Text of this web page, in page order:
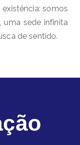
somos
uma sede infinita
de sentido.